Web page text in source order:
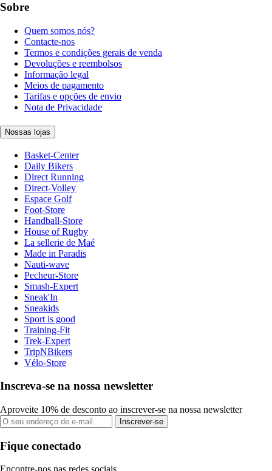
Sobre
Quem somos nós?
Contacte-nos
Termos e condições gerais de venda
Devoluções e reembolsos
Informação legal
Meios de pagamento
Tarifas e opções de envio
Nota de Privacidade
Nossas lojas
Basket-Center
Daily Bikers
Direct Running
Direct-Volley
Espace Golf
Foot-Store
Handball-Store
House of Rugby
La sellerie de Maé
Made in Paradis
Nauti-wave
Pecheur-Store
Smash-Expert
Sneak'In
Sneakids
Sport is good
Training-Fit
Trek-Expert
TripNBikers
Vélo-Store
Inscreva-se na nossa newsletter
Aproveite 10% de desconto ao inscrever-se na nossa newsletter
Inscrever-se
Fique conectado